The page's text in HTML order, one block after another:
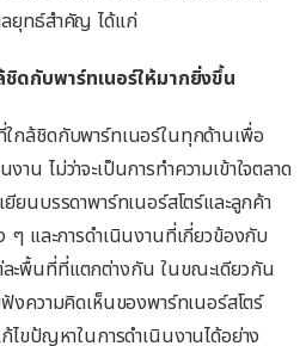
ยุทธ์สำคัญ ได้แก่
ชิดกับพาร์ทเนอร์ให้มากยิ่งขึ้น
ใกล้ชิดกับพาร์ทเนอร์ในทุกด้านเพื่อ
าน ไม่ว่าจะเป็นการทำความเข้าใจตลาด
ยนบรรดาพาร์ทเนอร์สโตร์และลูกค้า
ๆ และการดำเนินงานที่เกี่ยวข้องกับ
ะพื้นที่ที่แตกต่างกัน ในขณะเดียวกัน
งความคิดเห็นของพาร์ทเนอร์สโตร์
ไขป้ญหาในการดำเนินงานได้อย่าง